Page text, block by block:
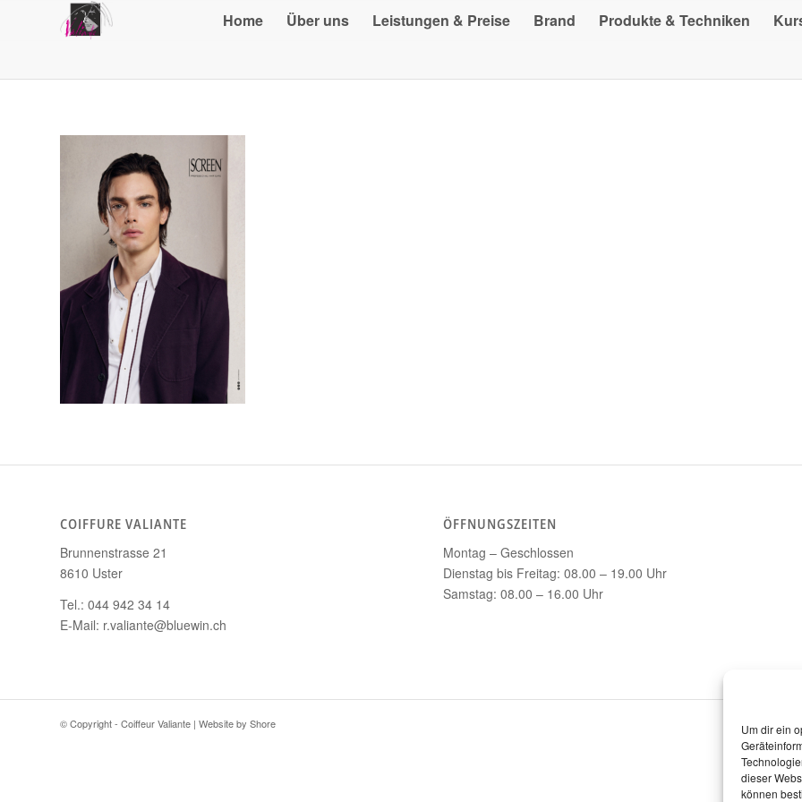
Um dir ein
dieser
können
Home Über uns Leistungen & Preise Brand Produkte & Techniken
COIFFURE VALIANTE
Brunnenstrasse 21
8610 Uster
Tel.: 044 942 34 14
E-Mail: r.valiante@bluewin.ch
ÖFFNUNGSZEITEN
Montag – Geschlossen
Dienstag bis Freitag: 08.00 – 19.00 Uhr
Samstag: 08.00 – 16.00 Uhr
© Copyright - Coiffeur Valiante | Website by Shore